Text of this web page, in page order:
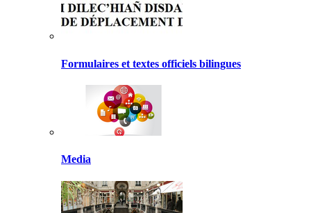
Formulaires et textes officiels bilingues
Media